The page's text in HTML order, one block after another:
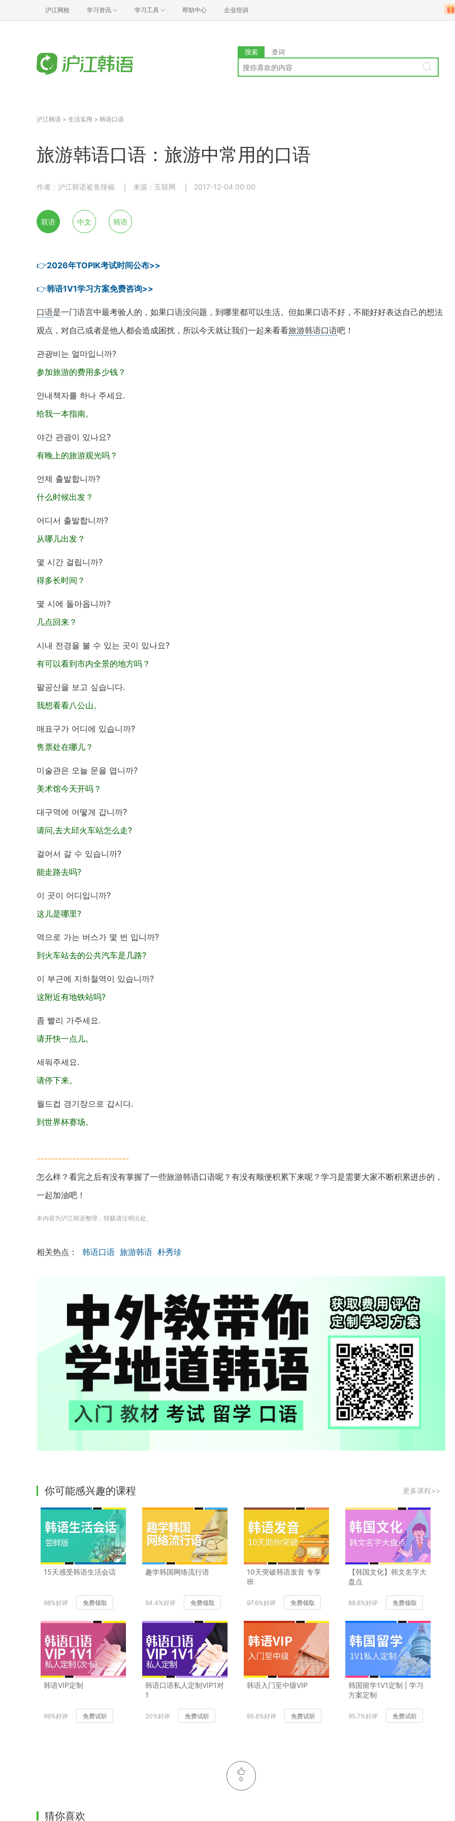
沪江网校 学习资讯 学习工具 帮助中心 企业培训
搜索 查词
沪江韩语 > 生活实用 > 韩语口语
旅游韩语口语：旅游中常用的口语
作者：沪江韩语鲨鱼辣椒 来源：互联网 2017-12-04 00:00
双语 中文 韩语
👉2026年TOPIK考试时间公布>>
👉韩语1V1学习方案免费咨询>>
口语是一门语言中最考验人的，如果口语没问题，到哪里都可以生活。但如果口语不好，不能好好表达自己的想法
观点，对自己或者是他人都会造成困扰，所以今天就让我们一起来看看旅游韩语口语吧！
관광비는 얼마입니까?
参加旅游的费用多少钱？
안내책자를 하나 주세요.
给我一本指南。
야간 관광이 있나요?
有晚上的旅游观光吗？
언제 출발합니까?
什么时候出发？
어디서 출발합니까?
从哪儿出发？
몇 시간 걸립니까?
得多长时间？
몇 시에 돌아옵니까?
几点回来？
시내 전경을 볼 수 있는 곳이 있나요?
有可以看到市内全景的地方吗？
팔공산을 보고 싶습니다.
我想看看八公山。
매표구가 어디에 있습니까?
售票处在哪儿？
미술관은 오늘 문을 엽니까?
美术馆今天开吗？
대구역에 어떻게 갑니까?
请问,去大邱火车站怎么走?
걸어서 갈 수 있습니까?
能走路去吗?
이 곳이 어디입니까?
这儿是哪里?
역으로 가는 버스가 몇 번 입니까?
到火车站去的公共汽车是几路?
이 부근에 지하철역이 있습니까?
这附近有地铁站吗?
좀 빨리 가주세요.
请开快一点儿。
세워주세요.
请停下来。
월드컵 경기장으로 갑시다.
到世界杯赛场。
--------------------------
怎么样？看完之后有没有掌握了一些旅游韩语口语呢？有没有顺便积累下来呢？学习是需要大家不断积累进步的，
一起加油吧！
本内容为沪江韩语整理，转载请注明出处。
相关热点： 韩语口语 旅游韩语 朴秀珍
你可能感兴趣的课程 更多课程>>
15天感受韩语生活会话
98%好评 免费领取
趣学韩国网络流行语
94.4%好评 免费领取
10天突破韩语发音 专享
班
97.6%好评 免费领取
【韩国文化】韩文名字大
盘点
88.6%好评 免费领取
韩语VIP定制
99%好评 免费试听
韩语口语私人定制VIP1对
1
20%好评 免费试听
韩语入门至中级VIP
95.6%好评 免费试听
韩国留学1V1定制 | 学习
方案定制
95.7%好评 免费试听
0
猜你喜欢